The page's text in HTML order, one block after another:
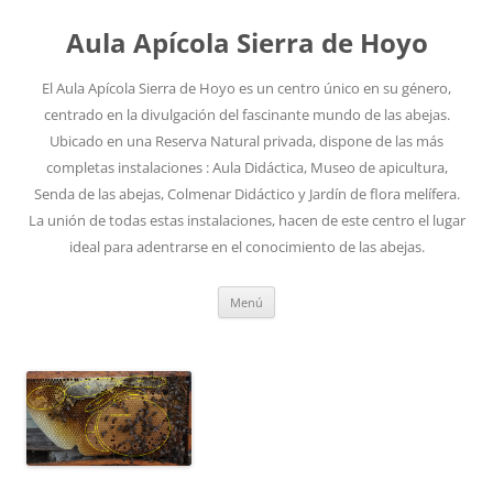
Aula Apícola Sierra de Hoyo
El Aula Apícola Sierra de Hoyo es un centro único en su género,
centrado en la divulgación del fascinante mundo de las abejas.
Ubicado en una Reserva Natural privada, dispone de las más
completas instalaciones : Aula Didáctica, Museo de apicultura,
Senda de las abejas, Colmenar Didáctico y Jardín de flora melífera.
La unión de todas estas instalaciones, hacen de este centro el lugar
ideal para adentrarse en el conocimiento de las abejas.
Menú